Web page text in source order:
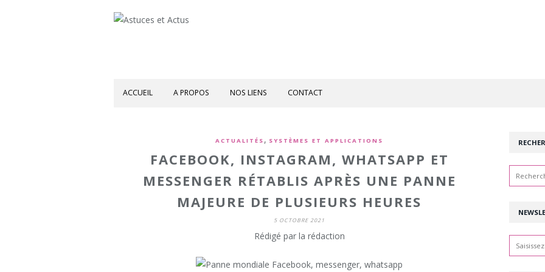
ACCUEIL A PROPOS NOS LIENS CONTACT
ACTUALITÉS , SYSTÈMES ET APPLICATIONS
FACEBOOK, INSTAGRAM, WHATSAPP ET
MESSENGER RÉTABLIS APRÈS UNE PANNE
MAJEURE DE PLUSIEURS HEURES
5 OCTOBRE 2021
Rédigé par la rédaction